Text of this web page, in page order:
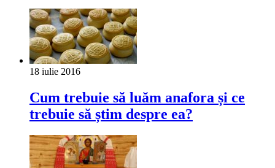
18 iulie 2016
Cum trebuie să luăm anafora și ce
trebuie să știm despre ea?